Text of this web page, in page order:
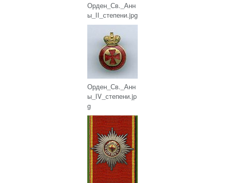
Орден_Св._Анн
ы_II_степени.jpg
Орден_Св._Анн
ы_IV_степени.jp
g